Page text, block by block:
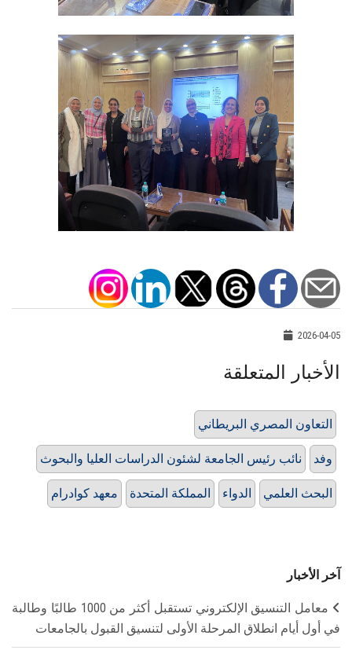
2026-04-05
الأخبار المتعلقة
التعاون المصري البريطاني
نائب رئيس الجامعة لشئون الدراسات العليا والبحوث وفد
معهد كوادرام المملكة المتحدة الدواء البحث العلمي
آخر الأخبار
معامل التنسيق الإلكتروني تستقبل أكثر من 1000 طالبًا وطالبة
في أول أيام انطلاق المرحلة الأولى لتنسيق القبول بالجامعات